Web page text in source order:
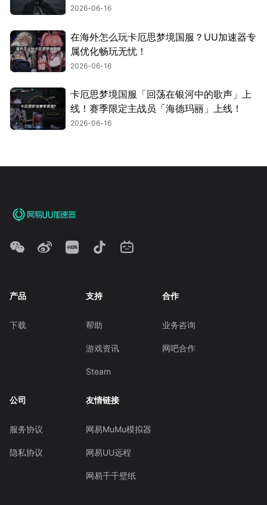
2026-06-16
在海外怎么玩卡厄思梦境国服？UU加速器专
属优化畅玩无忧！
2026-06-16
卡厄思梦境国服「回荡在银河中的歌声」上
线！赛季限定主战员「海德玛丽」上线！
2026-06-16
产品
下载
支持
帮助
游戏资讯
Steam
合作
业务咨询
网吧合作
公司
服务协议
隐私协议
友情链接
网易MuMu模拟器
网易UU远程
网易千千壁纸